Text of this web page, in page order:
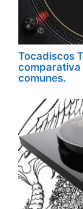
Tocadiscos
comparativa
comunes.